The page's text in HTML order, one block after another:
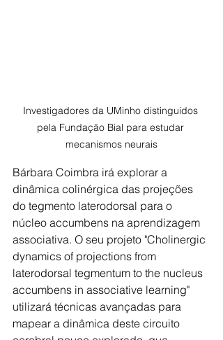
Investigadores da UMinho distinguidos
pela Fundação Bial para estudar
mecanismos neurais
Bárbara Coimbra irá explorar a
dinâmica colinérgica das projeções
do tegmento laterodorsal para o
núcleo accumbens na aprendizagem
associativa. O seu projeto "Cholinergic
dynamics of projections from
laterodorsal tegmentum to the nucleus
accumbens in associative learning"
utilizará técnicas avançadas para
mapear a dinâmica deste circuito